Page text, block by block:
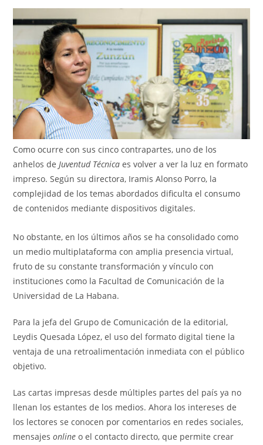
Como ocurre con sus cinco contrapartes, uno de los
anhelos deJuventud Técnicaes volver a ver la luz en formato
impreso. Según su directora, Iramis Alonso Porro, la
complejidad de los temas abordados dificulta el consumo
de contenidos mediante dispositivos digitales.
No obstante, en los últimos años se ha consolidado como
un medio multiplataforma con amplia presencia virtual,
fruto de su constante transformación y vínculo con
instituciones como la Facultad de Comunicación de la
Universidad de La Habana.
Para la jefa del Grupo de Comunicación de la editorial,
Leydis Quesada López, el uso del formato digital tiene la
ventaja de una retroalimentación inmediata con el público
objetivo.
Las cartas impresas desde múltiples partes del país ya no
llenan los estantes de los medios. Ahora los intereses de
los lectores se conocen por comentarios en redes sociales,
mensajesonline o el contacto directo, que permite crear